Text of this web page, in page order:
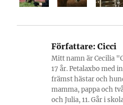
Författare: Cicci
Mitt namn är Cecilia
17 år. Petalaxbo med
främst hästar och
mamma, pappa och
och Julia, 11. Går i